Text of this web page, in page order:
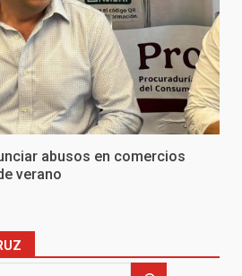
abusos en comercios
verano